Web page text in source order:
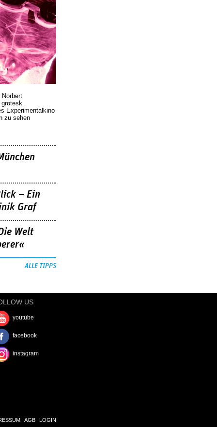
Experimentalkino
zu sehen
– Ein
Graf
Welt
ALLE TIPPS
US
youtube
facebook
instagram
AGB LOGIN